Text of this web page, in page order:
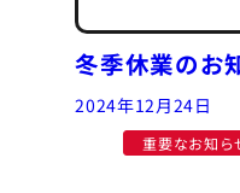
冬季休業のお
2024年12月24日
重要なお知ら